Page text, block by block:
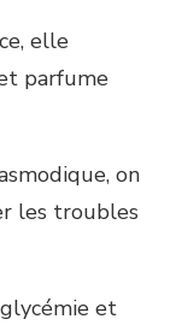
elle
parfume
on
les troubles
et